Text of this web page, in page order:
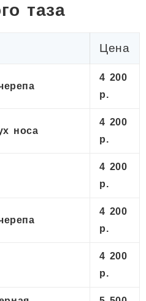
таза
Цена
4 200
р.
носа
4 200
р.
4 200
р.
4 200
р.
4 200
р.